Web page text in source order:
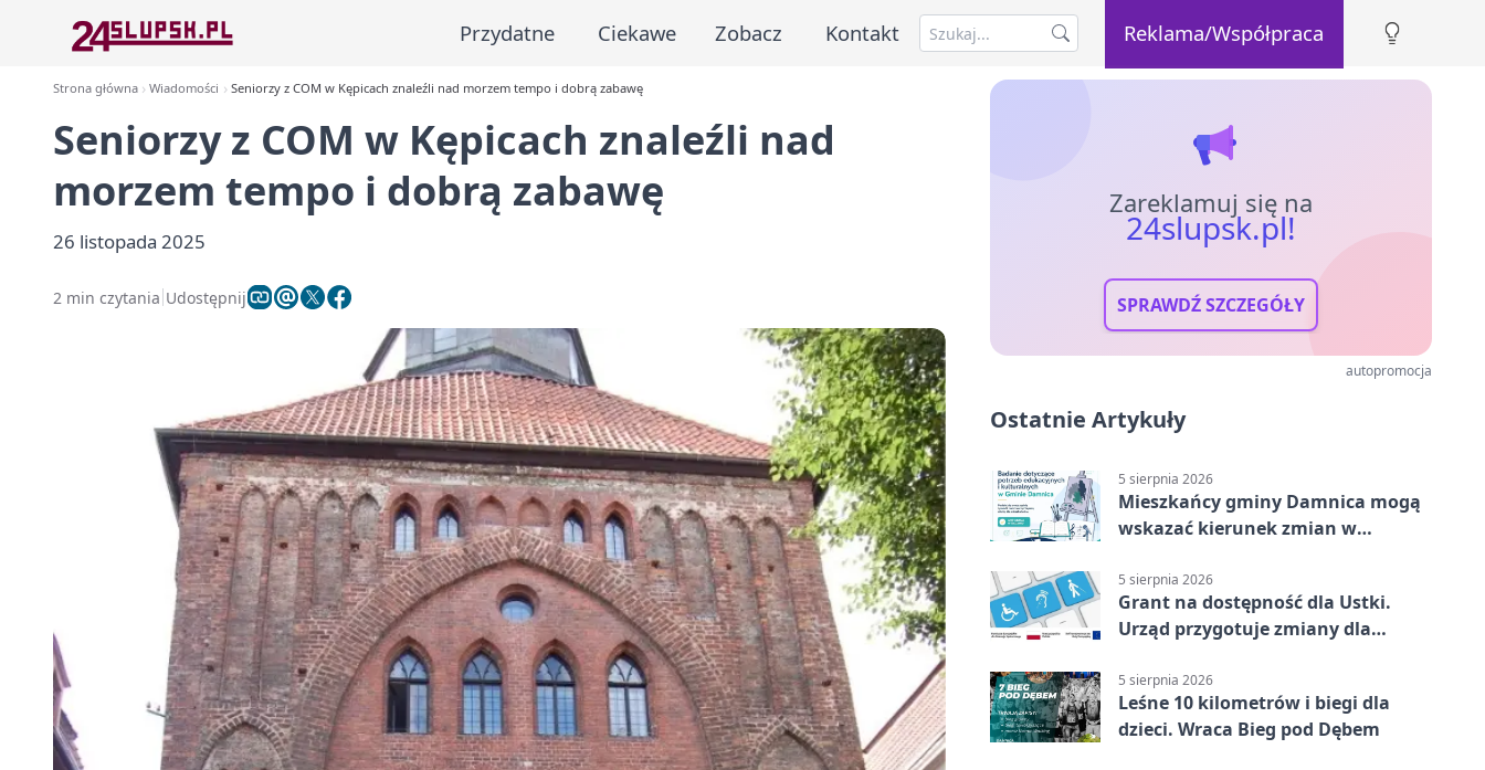
Przydatne Ciekawe Zobacz Kontakt Reklama/Współpraca
Strona główna Wiadomości Seniorzy z COM w Kępicach znaleźli nad morzem tempo i dobrą zabawę
Seniorzy z COM w Kępicach znaleźli nad
morzem tempo i dobrą zabawę
26 listopada 2025
2 min czytania Udostępnij
Zareklamuj się na
24slupsk.pl!
SPRAWDŹ SZCZEGÓŁY
autopromocja
Ostatnie Artykuły
5 sierpnia 2026
Mieszkańcy gminy Damnica mogą
wskazać kierunek zmian w
5 sierpnia 2026
Grant na dostępność dla Ustki.
Urząd przygotuje zmiany dla
5 sierpnia 2026
Leśne 10 kilometrów i biegi dla
dzieci. Wraca Bieg pod Dębem